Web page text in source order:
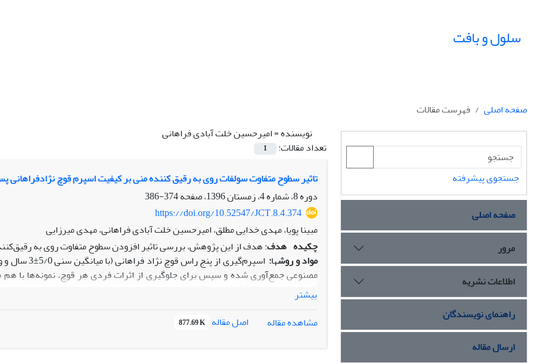
سلول و بافت
صفحه اصلی
فهرست مقالات
نویسنده =امیرحسین خلت آبادی فراهانی
تعداد مقالات:
1
تاثیر سطوح متفاوت سولفات روی به رقیق کننده منی بر کیفیت اسپرم قوچ نژادفراهانی
دوره 8، شماره 4، زمستان 1396، صفحه
374-386
https://doi.org/10.52547/JCT.8.4.374
مبینا پویا، مهدی خدایی مطلق، امیرحسین خلت آبادی فراهانی، مهدی میرزایی
چکیده هدف: هدف از این پژوهش، بررسی تاثیر افزودن سطوح متفاوت روی به
مواد و روش‫ها:
یکپارچگی غشای اسپرم (‌هاست) و ریخت‌شناسی اسپرم‌ها (تست هانکوک) بررسی شدند.
نتایج:
بیشتر
مشاهده مقاله
اصل مقاله 877.69 K
جستجوی پیشرفته
صفحه اصلی
مرور
اطلاعات نشریه
راهنمای نویسندگان
ارسال مقاله